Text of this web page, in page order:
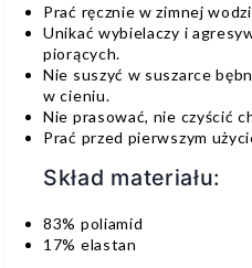
Prać ręcznie w zimnej
Unikać wybielaczy i
piorących.
Nie suszyć w suszarce
w cieniu.
Nie prasować, nie czyścić
Prać przed pierwszym
Skład materiału:
83% poliamid
17% elastan